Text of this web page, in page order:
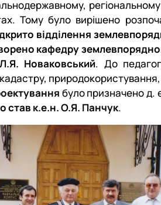
Тому було вирішено
відділення
кафедру
Новаковський. До
було призначено
став к.е.н. О.Я. Панчук.